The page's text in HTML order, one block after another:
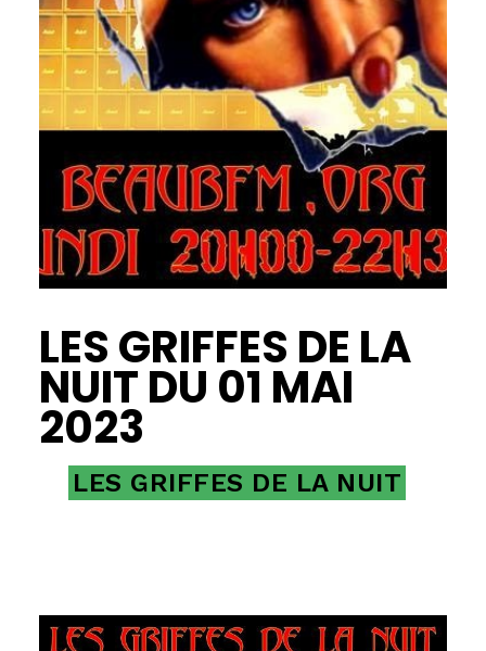
LES GRIFFES DE LA
NUIT DU 01 MAI
2023
LES GRIFFES DE LA NUIT